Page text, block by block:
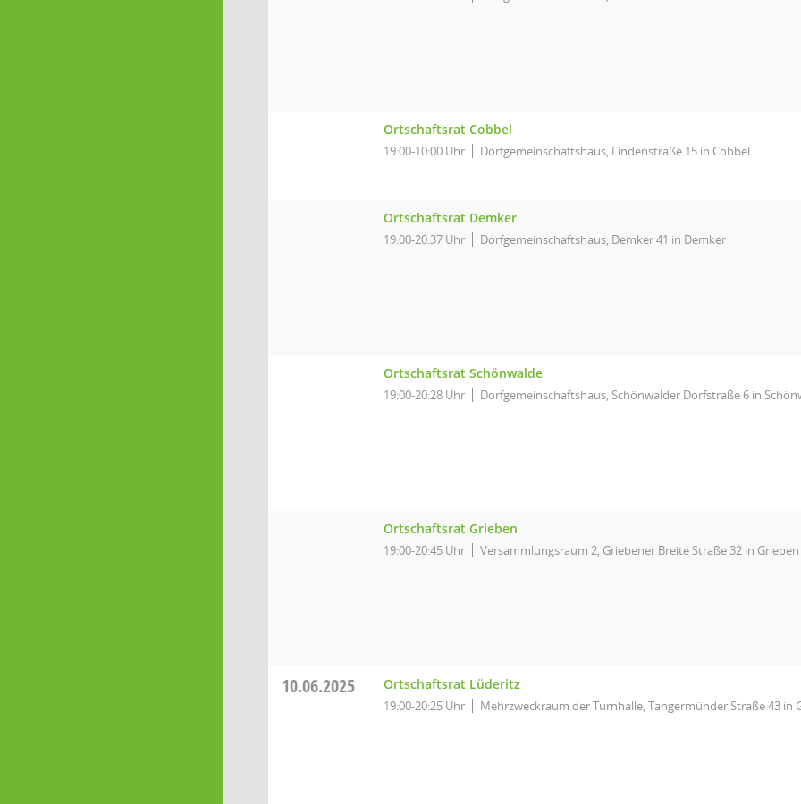
Ortschaftsrat Cobbel
19:00-10:00 Uhr Dorfgemeinschaftshaus, Lindenstraße 15 in Cobbel
Ortschaftsrat Demker
19:00-20:37 Uhr Dorfgemeinschaftshaus, Demker 41 in Demker
Ortschaftsrat Schönwalde
19:00-20:28 Uhr Dorfgemeinschaftshaus, Schönwalder Dorfstraße 6 in
Ortschaftsrat Grieben
19:00-20:45 Uhr Versammlungsraum 2, Griebener Breite Straße 32 in Grieben
10.06.2025 Ortschaftsrat Lüderitz
19:00-20:25 Uhr Mehrzweckraum der Turnhalle, Tangermünder Straße 43 in